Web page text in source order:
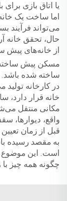
یا اتاق بازی
اما ساخت یک
می‌تواند فرآیند
حال، تحقق خانه
از خانه‌های پیش
مسکن پیش
ساخته شده
در کارخانه
خانه قرار دارد،
مکانی منتقل
واقع، دیوارها،
قبل از زمان
به مقصد رسیده
است. این موضوع
چگونه همه چیز